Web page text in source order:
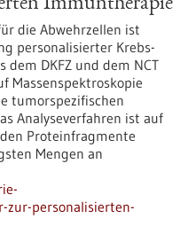
Immuntherapie
die Abwehrzellen ist
personalisierter Krebs-
dem DKFZ und dem NCT
Massenspektroskopie
tumorspezifischen
Analyseverfahren ist auf
Proteinfragmente
Mengen an
personalisierten-